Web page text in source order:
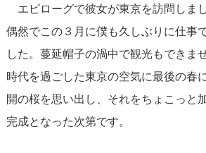
エピローグで彼女が東京を訪問しま
偶然でこの３月に僕も久しぶりに仕事
した。蔓延帽子の渦中で観光もできま
時代を過ごした東京の空気に最後の春
開の桜を思い出し、それをちょこっと
完成となった次第です。